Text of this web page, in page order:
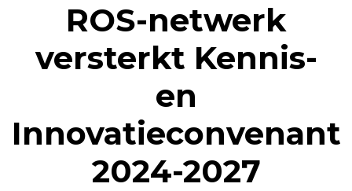
ROS-netwerk
versterkt Kennis-
en
Innovatieconvenant
2024-2027